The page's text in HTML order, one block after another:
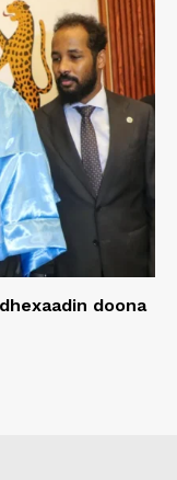
doona